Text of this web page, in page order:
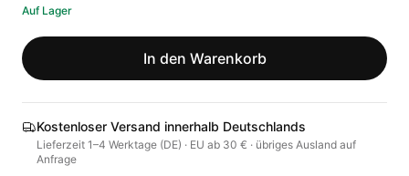
Auf Lager
In den Warenkorb
Kostenloser Versand innerhalb Deutschlands
Lieferzeit 1–4 Werktage (DE) · EU ab 30 € · übriges Ausland auf
Anfrage